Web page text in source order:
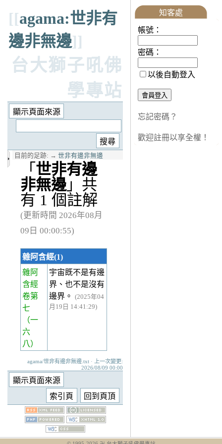
[[agama:世非有
邊非無邊]]
台大獅子吼佛
學專站
目前的足跡: → 世非有邊非無邊
「 世非有邊
非無邊 」共
有 1 個註解
(更新時間 2026年08月
09日 00:00:55)
雜阿含經(1)
雜阿
含經
卷第
七
（一
六
八）
宇宙既不是有邊
界、也不是沒有
邊界。
(2025年04
月19日 14:41:29)
agama/世非有邊非無邊.txt · 上一次變更:
2026/08/09 00:00
知客處
帳號：
密碼：
以後自動登入
忘記密碼？
歡迎註冊以享全權！